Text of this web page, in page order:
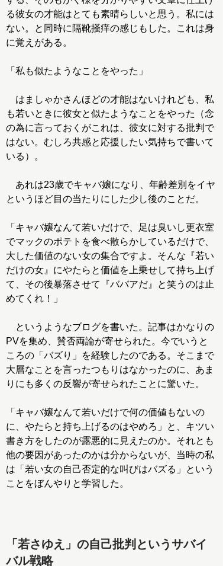
る彼女の才能はとても素晴らしいと思う。私には
ない。と同時に隔靴掻痒の感じもした。これは身
に覚えがある。
「私も似たようなことをやった」
はましゃかさんほどの才能はないけれども、私
も若いときに彼女と似たようなことをやった（念
の為に言っておくがこれは、彼女に対する批判で
はない。むしろ共感と応援したい気持ちで書いて
いる）。
あれは23歳でキャバ嬢になり、年齢差別をイヤ
というほど目の当たりにした少し後のことだ。
「キャバ嬢なんて若いだけで、足は臭いし更衣室
でマックのポテトを食べ散らかしているだけで、
大した価値のない女の集合ですよ。そんな『若い
だけの女』にやたらと価値を上乗せして持ち上げ
て、その後暴落させて『ババアだ』と笑うのは止
めてくれ！」
というようなブログを書いた。記事はかなりの
PVを集め、賛否両論が寄せられた。今でいうと
ころの「バズり」を経験したのである。そこまで
大層なことを言ったつもりはなかったのに、あま
りにも多くの反響が寄せられたことに驚いた。
「キャバ嬢なんて若いだけで何の価値もないの
に、やたらと持ち上げるのはやめろ」と、キツい
書き方をしたのが露悪的に見えたのか。それとも
他の要因があったのかは分からないが、当時の私
は「若い女の自己否定的な叫びはバズる」という
ことをぼんやりと学習した。
「若さゆえ」の自己批判というサバイ
バル戦略